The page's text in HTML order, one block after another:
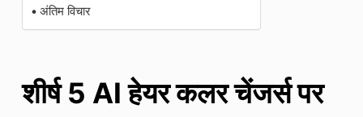
अंतिम विचार
शीर्ष 5 AI हेयर कलर चेंजर्स पर